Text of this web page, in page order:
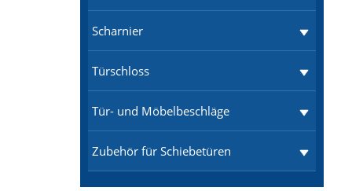
Scharnier
Türschloss
Tür- und Möbelbeschläge
Zubehör für Schiebetüren